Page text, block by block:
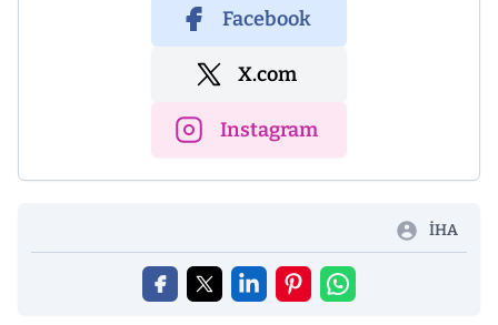
Facebook
X.com
Instagram
İHA